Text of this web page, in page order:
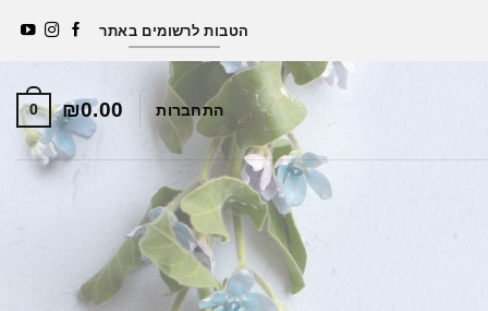
הטבות לרשומים באתר
התחברות ₪0.00
0